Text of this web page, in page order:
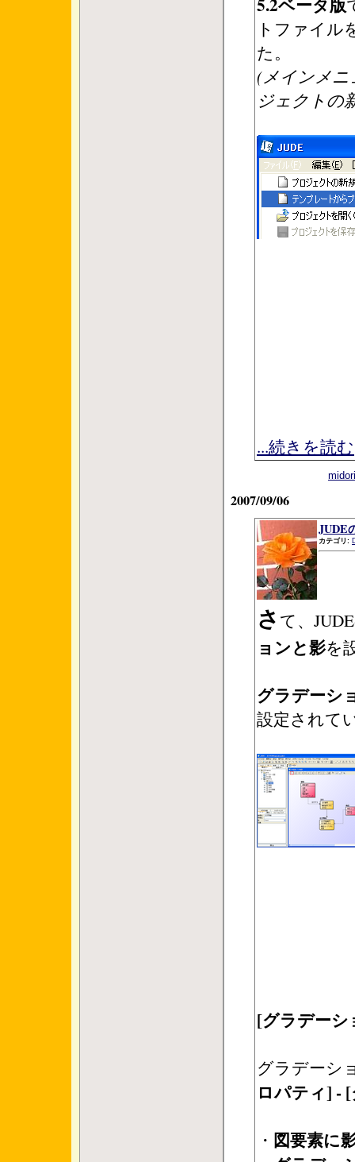
トファイル
た。
(メインメ
ジェクトの
...続きを読む
2007/09/06
JUDE
カテゴリ:
さ て、
ョンと影を
グラデーシ
設定されて
[グラデーシ
グラデーシ
ロパティ] -
・ 図要素に